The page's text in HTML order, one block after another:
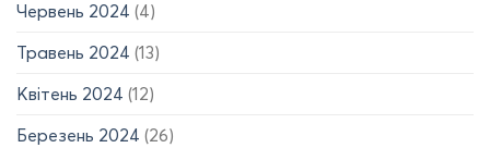
Червень 2024 (4)
Травень 2024 (13)
Квітень 2024 (12)
Березень 2024 (26)